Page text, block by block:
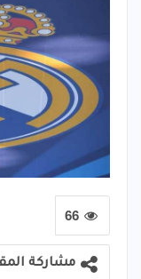
66
مشاركة